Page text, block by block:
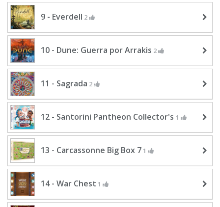
9 - Everdell 2
10 - Dune: Guerra por Arrakis 2
11 - Sagrada 2
12 - Santorini Pantheon Collector's 1
13 - Carcassonne Big Box 7 1
14 - War Chest 1